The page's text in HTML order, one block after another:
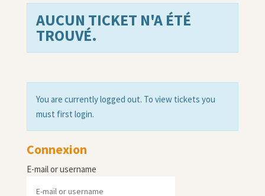
AUCUN TICKET N'A ÉTÉ
TROUVÉ.
You are currently logged out. To view tickets you
must first login.
Connexion
E-mail or username